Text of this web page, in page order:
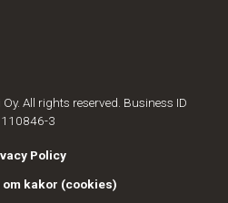
All rights reserved. Business ID
3
Policy
kakor (cookies)